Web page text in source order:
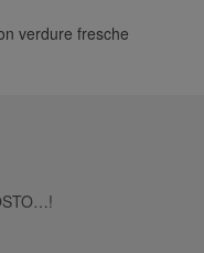
verdure fresche